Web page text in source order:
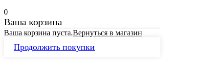
0
Ваша корзина
Ваша корзина пуста.Вернуться в магазин
Продолжить покупки